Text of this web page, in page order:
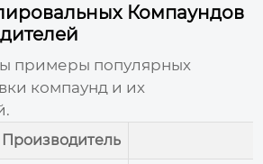
Компаундов
примеры популярных
компаунд и их
Производитель